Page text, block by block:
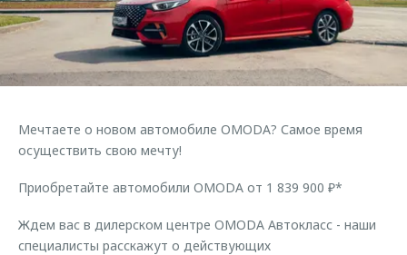
Страхование
Кредитный калькулятор
Аксессуары
Оригинальные аксессуары
Калькулятор трейд-ин
Руководства по эксплуатации
Клиентская поддержка
O&J Автоклуб
Приложение O&J
Аксессуары
Оригинальные аксессуары
Обратная связь
Мечтаете о новом автомобиле OMODA? Самое время
осуществить свою мечту!
Приобретайте автомобили OMODA от 1 839 900 ₽*
Ждем вас в дилерском центре OMODA Автокласс - наши
специалисты расскажут о действующих